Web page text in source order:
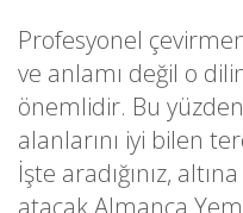
Profesyonel
ve anlamı değil o
önemlidir. Bu
alanlarını iyi bilen
İşte aradığınız,
atacak Almanca